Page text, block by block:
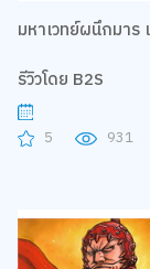
มหาเวทย์ผนึกมาร
รีวิวโดย B2S
5 931